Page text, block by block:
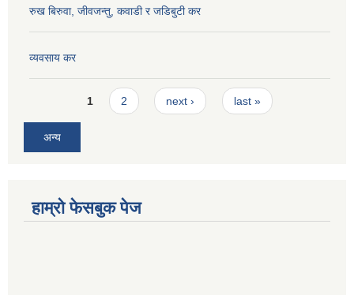
रुख बिरुवा, जीवजन्तु, कवाडी र जडिबुटी कर
व्यवसाय कर
Pages1 2 next › last »
अन्य
हाम्रो फेसबुक पेज